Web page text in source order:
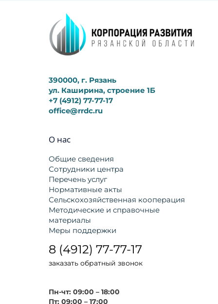
390000, г. Рязань
ул. Каширина, строение 1Б
+7 (4912) 77-77-17
office@rrdc.ru
О нас
Общие сведения
Сотрудники центра
Перечень услуг
Нормативные акты
Сельскохозяйственная кооперация
Методические и справочные
материалы
Меры поддержки
8 (4912) 77-77-17
заказать обратный звонок
Пн-чт: 09:00 – 18:00
Пт: 09:00 – 17:00